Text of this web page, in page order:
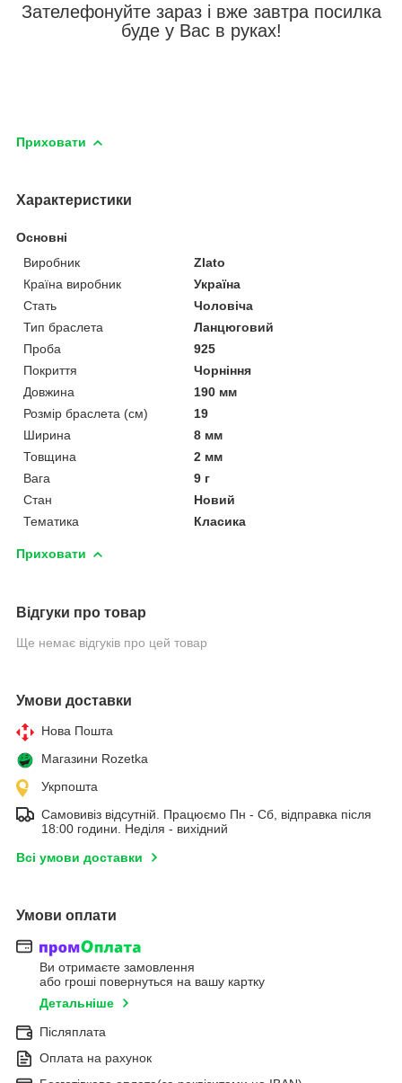
Зателефонуйте зараз і вже завтра посилка
буде у Вас в руках!
Приховати
Характеристики
Основні
Виробник
Zlato
Країна виробник
Україна
Стать
Чоловіча
Тип браслета
Ланцюговий
Проба
925
Покриття
Чорніння
Довжина
190 мм
Розмір браслета (см)
19
Ширина
8 мм
Товщина
2 мм
Вага
9 г
Стан
Новий
Тематика
Класика
Приховати
Відгуки про товар
Ще немає відгуків про цей товар
Умови доставки
Нова Пошта
Магазини Rozetka
Укрпошта
Самовивіз відсутній. Працюємо Пн - Сб, відправка після
18:00 години. Неділя - вихідний
Всі умови доставки
Умови оплати
Ви отримаєте замовлення
або гроші повернуться на вашу картку
Детальніше
Післяплата
Оплата на рахунок